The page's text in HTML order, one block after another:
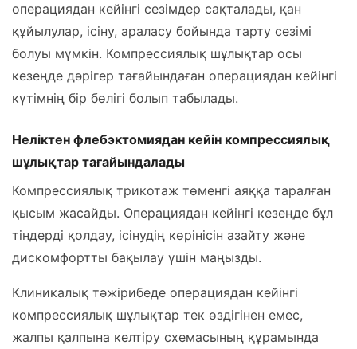
операциядан кейінгі сезімдер сақталады, қан
құйылулар, ісіну, араласу бойында тарту сезімі
болуы мүмкін. Компрессиялық шұлықтар осы
кезеңде дәрігер тағайындаған операциядан кейінгі
күтімнің бір бөлігі болып табылады.
Неліктен флебэктомиядан кейін компрессиялық
шұлықтар тағайындалады
Компрессиялық трикотаж төменгі аяққа таралған
қысым жасайды. Операциядан кейінгі кезеңде бұл
тіндерді қолдау, ісінудің көрінісін азайту және
дискомфортты бақылау үшін маңызды.
Клиникалық тәжірибеде операциядан кейінгі
компрессиялық шұлықтар тек өздігінен емес,
жалпы қалпына келтіру схемасының құрамында